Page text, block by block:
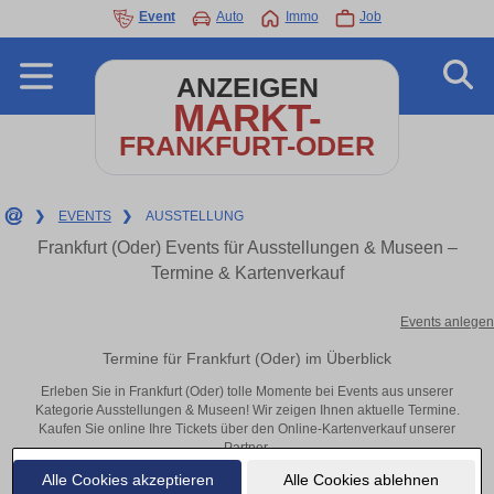
Alle Cookies akzeptieren Alle Cookies ablehnen
Event Auto Immo Job
ANZEIGEN
MARKT-
FRANKFURT-ODER
❯ EVENTS ❯ AUSSTELLUNG
Frankfurt (Oder) Events für Ausstellungen & Museen –
Termine & Kartenverkauf
Events anlegen
Termine für Frankfurt (Oder) im Überblick
Erleben Sie in Frankfurt (Oder) tolle Momente bei Events aus unserer
Kategorie Ausstellungen & Museen! Wir zeigen Ihnen aktuelle Termine.
Kaufen Sie online Ihre Tickets über den Online-Kartenverkauf unserer
Partner.